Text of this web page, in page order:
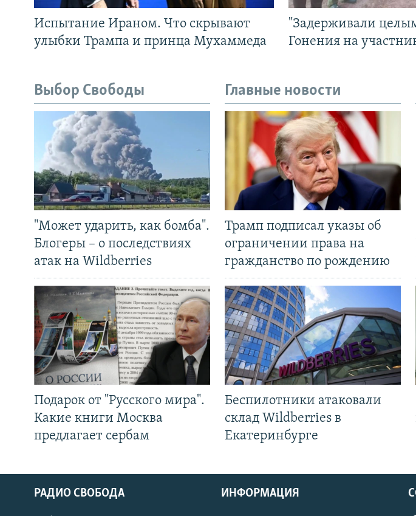
Испытание Ираном. Что скрывают
улыбки Трампа и принца Мухаммеда
"Задерживали
Гонения на
Выбор Свободы
"Может ударить, как бомба".
Блогеры – о последствиях
атак на Wildberries
Подарок от "Русского мира".
Какие книги Москва
предлагает сербам
Главные новости
Трамп подписал указы об
ограничении права на
гражданство по рождению
Беспилотники атаковали
склад Wildberries в
Екатеринбурге
РАДИО СВОБОДА ИНФОРМАЦИЯ